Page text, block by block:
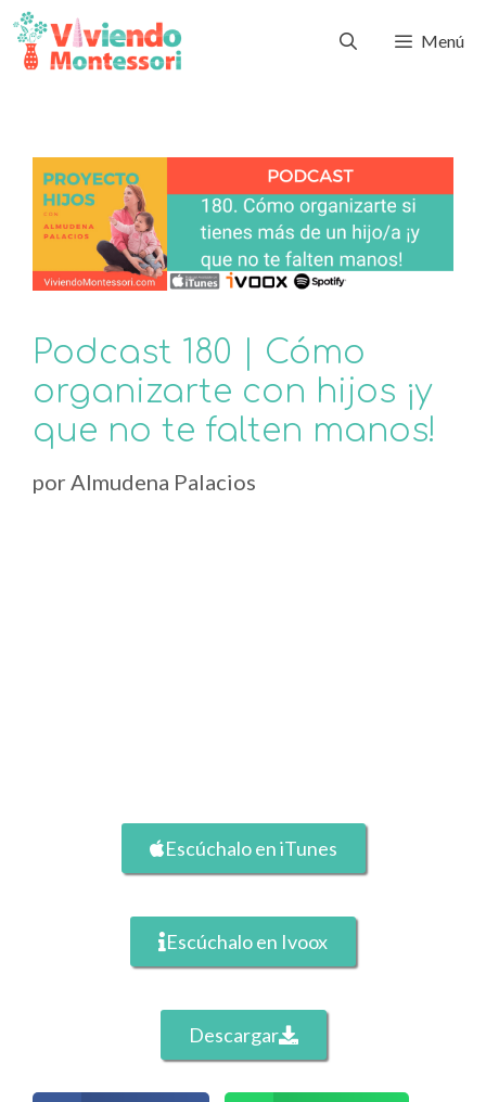
Menú
Podcast 180 | Cómo
organizarte con hijos ¡y
que no te falten manos!
por Almudena Palacios
Escúchalo en iTunes
Escúchalo en Ivoox
Descargar